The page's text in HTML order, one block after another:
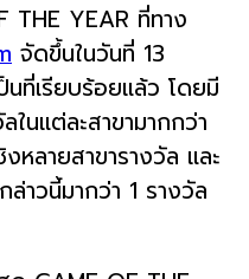
THE YEAR ที่ทาง
จัดขึ้นในวันที่ 13
นที่เรียบร้อยแล้ว โดยมี
นแต่ละสาขามากกว่า
หลายสาขารางวัล และ
าวนี้มากว่า 1 รางวัล